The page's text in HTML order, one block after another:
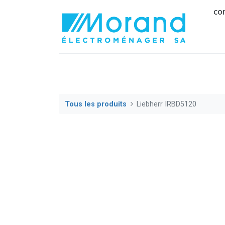
Tous les produits Liebherr IRBD5120